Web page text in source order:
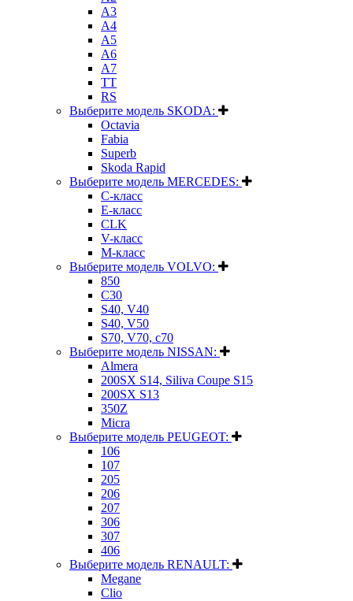
A3
A4
A5
A6
A7
TT
RS
Выберите модель SKODA:
Octavia
Fabia
Superb
Skoda Rapid
Выберите модель MERCEDES:
C-класс
E-класс
CLK
V-класс
M-класс
Выберите модель VOLVO:
850
C30
S40, V40
S40, V50
S70, V70, c70
Выберите модель NISSAN:
Almera
200SX S14, Siliva Coupe S15
200SX S13
350Z
Micra
Выберите модель PEUGEOT:
106
107
205
206
207
306
307
406
Выберите модель RENAULT:
Megane
Clio